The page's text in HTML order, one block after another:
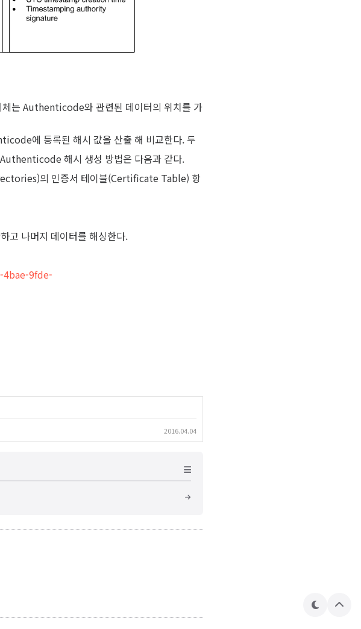
는 Authenticode와 관련된 데이터의 위치를 가
에 등록된 해시 값을 산출 해 비교한다. 두
해시 생성 방법은 다음과 같다.
의 인증서 테이블(Certificate Table) 항
나머지 데이터를 해싱한다.
9fde-
2016.04.04
테
상